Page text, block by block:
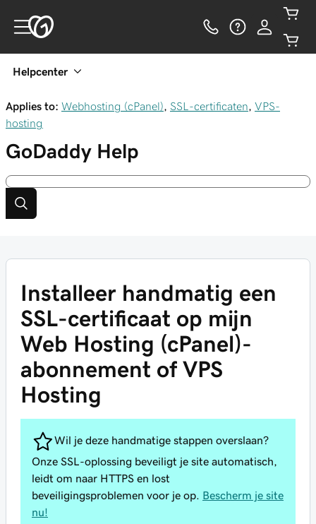
Helpcenter
Applies to: Webhosting (cPanel) SSL-certificaten
VPS-
hosting
GoDaddy Help
Installeer handmatig een
SSL-certificaat op mijn
Web Hosting (cPanel)-
abonnement of VPS
Hosting
Wil je deze handmatige stappen overslaan?
Onze SSL-oplossing beveiligt je site automatisch,
leidt om naar HTTPS en lost
beveiligingsproblemen voor je op. Bescherm je site
nu!